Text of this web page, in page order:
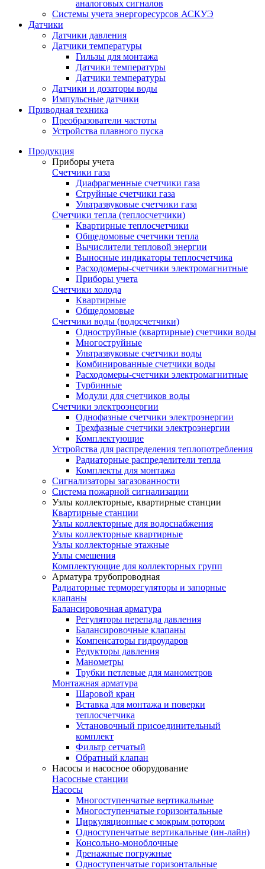
аналоговых сигналов
Системы учета энергоресурсов АСКУЭ
Датчики
Датчики давления
Датчики температуры
Гильзы для монтажа
Датчики температуры
Датчики температуры
Датчики и дозаторы воды
Импульсные датчики
Приводная техника
Преобразователи частоты
Устройства плавного пуска
Продукция
Приборы учета
Счетчики газа
Диафрагменные счетчики газа
Струйные счетчики газа
Ультразвуковые счетчики газа
Счетчики тепла (теплосчетчики)
Квартирные теплосчетчики
Общедомовые счетчики тепла
Вычислители тепловой энергии
Выносные индикаторы теплосчетчика
Расходомеры-счетчики электромагнитные
Приборы учета
Счетчики холода
Квартирные
Общедомовые
Счетчики воды (водосчетчики)
Одноструйные (квартирные) счетчики воды
Многоструйные
Ультразвуковые счетчики воды
Комбинированные счетчики воды
Расходомеры-счетчики электромагнитные
Турбинные
Модули для счетчиков воды
Счетчики электроэнергии
Однофазные счетчики электроэнергии
Трехфазные счетчики электроэнергии
Комплектующие
Устройства для распределения теплопотребления
Радиаторные распределители тепла
Комплекты для монтажа
Сигнализаторы загазованности
Система пожарной сигнализации
Узлы коллекторные, квартирные станции
Квартирные станции
Узлы коллекторные для водоснабжения
Узлы коллекторные квартирные
Узлы коллекторные этажные
Узлы смешения
Комплектующие для коллекторных групп
Арматура трубопроводная
Радиаторные терморегуляторы и запорные
клапаны
Балансировочная арматура
Регуляторы перепада давления
Балансировочные клапаны
Компенсаторы гидроударов
Редукторы давления
Манометры
Трубки петлевые для манометров
Монтажная арматура
Шаровой кран
Вставка для монтажа и поверки
теплосчетчика
Установочный присоединительный
комплект
Фильтр сетчатый
Обратный клапан
Насосы и насосное оборудование
Насосные станции
Насосы
Многоступенчатые вертикальные
Многоступенчатые горизонтальные
Циркуляционные с мокрым ротором
Одноступенчатые вертикальные (ин-лайн)
Консольно-моноблочные
Дренажные погружные
Одноступенчатые горизонтальные